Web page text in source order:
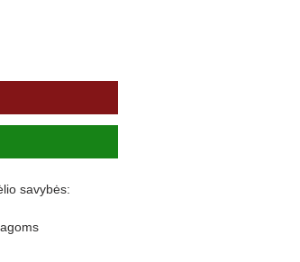
savybės: